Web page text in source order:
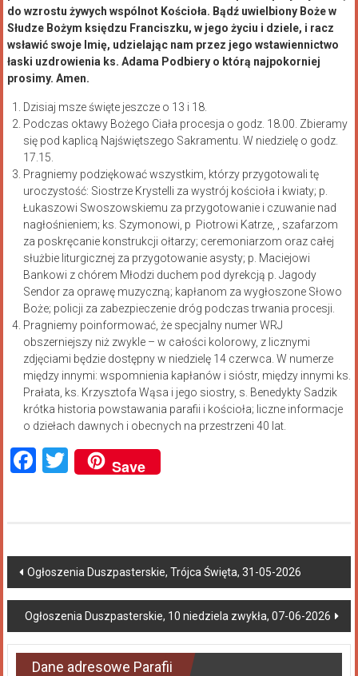
do wzrostu żywych wspólnot Kościoła. Bądź uwielbiony Boże w
Słudze Bożym księdzu Franciszku, w jego życiu i dziele, i racz
wsławić swoje Imię, udzielając nam przez jego wstawiennictwo
łaski uzdrowienia ks. Adama Podbiery o którą najpokorniej
prosimy. Amen.
Dzisiaj msze święte jeszcze o 13 i 18.
Podczas oktawy Bożego Ciała procesja o godz. 18.00. Zbieramy
się pod kaplicą Najświętszego Sakramentu. W niedzielę o godz.
17.15.
Pragniemy podziękować wszystkim, którzy przygotowali tę
uroczystość: Siostrze Krystelli za wystrój kościoła i kwiaty; p.
Łukaszowi Swoszowskiemu za przygotowanie i czuwanie nad
nagłośnieniem; ks. Szymonowi, p Piotrowi Katrze, , szafarzom
za poskręcanie konstrukcji ołtarzy; ceremoniarzom oraz całej
służbie liturgicznej za przygotowanie asysty; p. Maciejowi
Bankowi z chórem Młodzi duchem pod dyrekcją p. Jagody
Sendor za oprawę muzyczną; kapłanom za wygłoszone Słowo
Boże; policji za zabezpieczenie dróg podczas trwania procesji.
Pragniemy poinformować, że specjalny numer WRJ
obszerniejszy niż zwykle – w całości kolorowy, z licznymi
zdjęciami będzie dostępny w niedzielę 14 czerwca. W numerze
między innymi: wspomnienia kapłanów i sióstr, między innymi ks.
Prałata, ks. Krzysztofa Wąsa i jego siostry, s. Benedykty Sadzik
krótka historia powstawania parafii i kościoła; liczne informacje
o dziełach dawnych i obecnych na przestrzeni 40 lat.
Facebook
Twitter
Save
Ogłoszenia Duszpasterskie, Trójca Święta, 31-05-2026
Ogłoszenia Duszpasterskie, 10 niedziela zwykła, 07-06-2026
Dane adresowe Parafii